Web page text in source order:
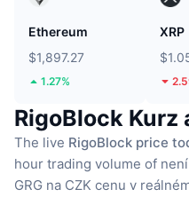
Ethereum
$1,897.27
1.27%
XRP
RigoBlock Kurz
The live RigoBlock price
hour trading volume of
GRG na CZK cenu v